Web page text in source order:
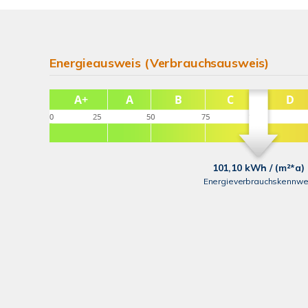
Energieausweis (Verbrauchsausweis)
101,10 kWh / (m²*a)